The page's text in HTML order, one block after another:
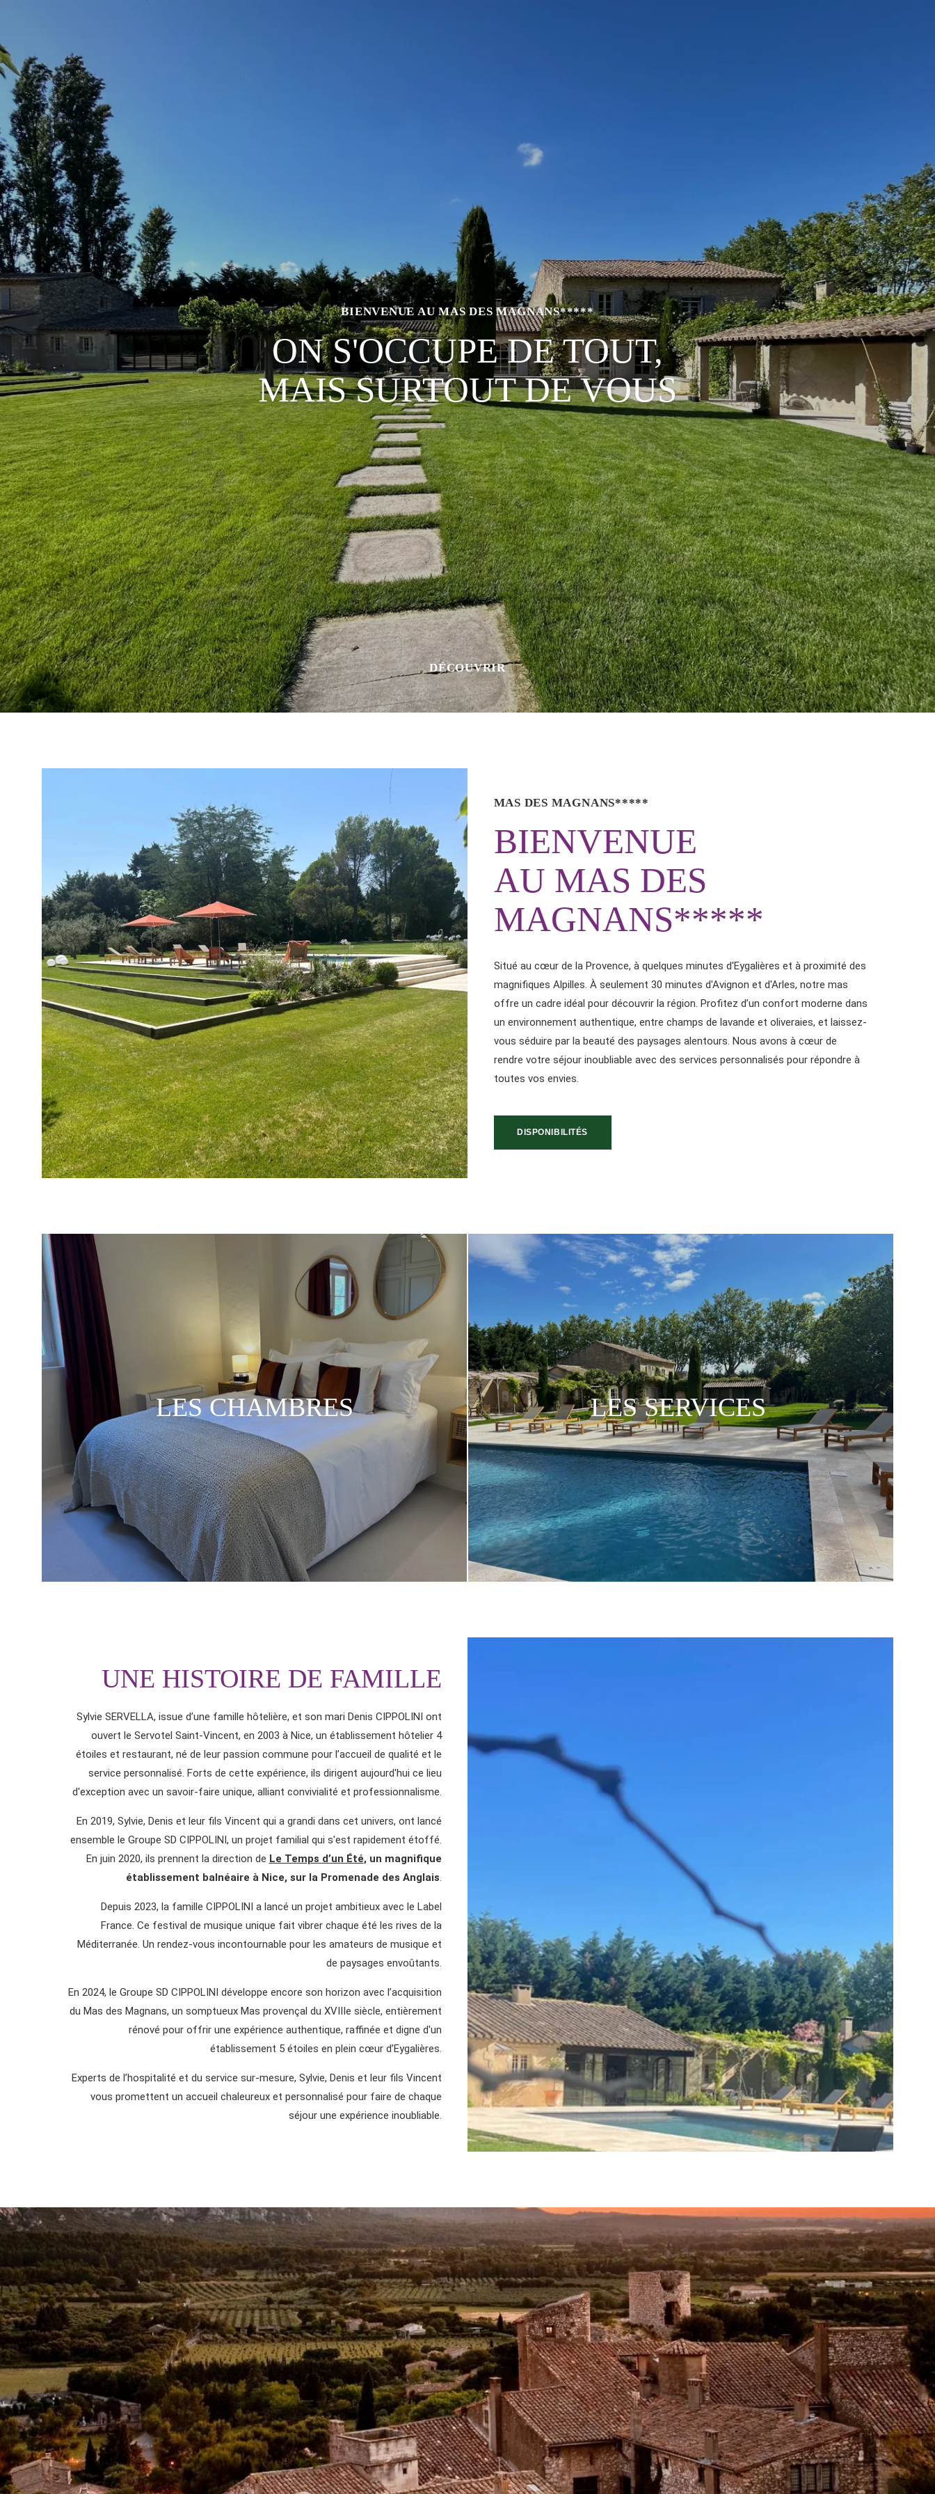
BIENVENUE AU MAS DES MAGNANS*****
ON S'OCCUPE DE TOUT,
MAIS SURTOUT DE VOUS
DÉCOUVRIR
MAS DES MAGNANS*****
BIENVENUE
AU MAS DES
MAGNANS*****
Situé au cœur de la Provence, à quelques minutes d'Eygalières et à proximité des
magnifiques Alpilles. À seulement 30 minutes d'Avignon et d'Arles, notre mas
offre un cadre idéal pour découvrir la région. Profitez d’un confort moderne dans
un environnement authentique, entre champs de lavande et oliveraies, et laissez-
vous séduire par la beauté des paysages alentours. Nous avons à cœur de
rendre votre séjour inoubliable avec des services personnalisés pour répondre à
toutes vos envies.
DISPONIBILITÉS
LES CHAMBRES LES SERVICES
UNE HISTOIRE DE FAMILLE
Sylvie SERVELLA, issue d’une famille hôtelière, et son mari Denis CIPPOLINI ont
ouvert le Servotel Saint-Vincent, en 2003 à Nice, un établissement hôtelier 4
étoiles et restaurant, né de leur passion commune pour l’accueil de qualité et le
service personnalisé. Forts de cette expérience, ils dirigent aujourd'hui ce lieu
d'exception avec un savoir-faire unique, alliant convivialité et professionnalisme.
En 2019, Sylvie, Denis et leur fils Vincent qui a grandi dans cet univers, ont lancé
ensemble le Groupe SD CIPPOLINI, un projet familial qui s'est rapidement étoffé.
En juin 2020, ils prennent la direction de Le Temps d’un Été, un magnifique
établissement balnéaire à Nice, sur la Promenade des Anglais.
Depuis 2023, la famille CIPPOLINI a lancé un projet ambitieux avec le Label
France. Ce festival de musique unique fait vibrer chaque été les rives de la
Méditerranée. Un rendez-vous incontournable pour les amateurs de musique et
de paysages envoûtants.
En 2024, le Groupe SD CIPPOLINI développe encore son horizon avec l’acquisition
du Mas des Magnans, un somptueux Mas provençal du XVIIIe siècle, entièrement
rénové pour offrir une expérience authentique, raffinée et digne d'un
établissement 5 étoiles en plein cœur d’Eygalières.
Experts de l’hospitalité et du service sur-mesure, Sylvie, Denis et leur fils Vincent
vous promettent un accueil chaleureux et personnalisé pour faire de chaque
séjour une expérience inoubliable.
SERVICES HÔTELIERS
CONTACT
DISPONIBILITÉS
NOTRE DÉMARCHE ENVIRONNEMENTALE
LA PLAGE LE TEMPS D’UN ÉTÉ
LE TEMPS D'UN ÉTÉ FESTIVAL
AUX ALENTOURS
RÉSERVATION